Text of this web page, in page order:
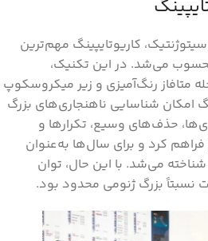
کاریوتایپینگ مهم‌ترین
می‌شد. در این تکنیک،
متافاز رنگ‌آمیزی و زیر میکروسکوپ
امکان شناسایی ناهنجاری‌های بزرگ
حذف‌های وسیع، تکرارها و
کرد و برای سال‌ها به‌عنوان
می‌شد. با این حال، توان
بزرگ ژنومی محدود بود.